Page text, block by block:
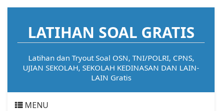
LATIHAN SOAL GRATIS
Latihan dan Tryout Soal OSN, TNI/POLRI, CPNS,
UJIAN SEKOLAH, SEKOLAH KEDINASAN DAN LAIN-
LAIN Gratis
MENU